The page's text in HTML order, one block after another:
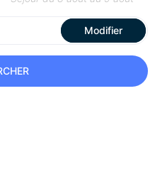
Modifier